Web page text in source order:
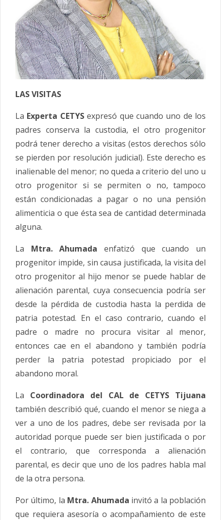
LAS VISITAS
La Experta CETYSexpresó que cuando uno de los
padres conserva la custodia, el otro progenitor
podrá tener derecho a visitas (estos derechos sólo
se pierden por resolución judicial). Este derecho es
inalienable del menor; no queda a criterio del uno u
otro progenitor si se permiten o no, tampoco
están condicionadas a pagar o no una pensión
alimenticia o que ésta sea de cantidad determinada
alguna.
La Mtra. Ahumada enfatizó que cuando un
progenitor impide, sin causa justificada, la visita del
otro progenitor al hijo menor se puede hablar de
alienación parental, cuya consecuencia podría ser
desde la pérdida de custodia hasta la perdida de
patria potestad. En el caso contrario, cuando el
padre o madre no procura visitar al menor,
entonces cae en el abandono y también podría
perder la patria potestad propiciado por el
abandono moral.
La Coordinadora del CAL de CETYS Tijuana
también describió qué, cuando el menor se niega a
ver a uno de los padres, debe ser revisada por la
autoridad porque puede ser bien justificada o por
el contrario, que corresponda a alienación
parental, es decir que uno de los padres habla mal
de la otra persona.
Por último, la Mtra. Ahumada invitó a la población
que requiera asesoría o acompañamiento de este